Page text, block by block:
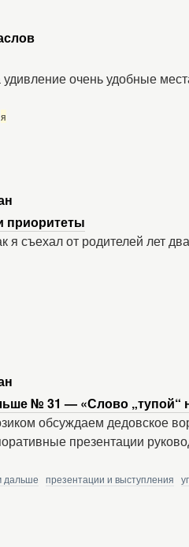
очень удобные
я
приоритеты
я съехал от родителей лет
№ 31 — «Слово „тупой“
обсуждаем дедовское
презентации
дальше презентации и выступления